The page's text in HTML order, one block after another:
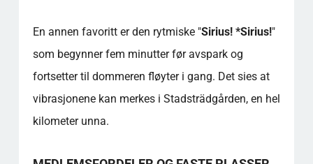
En annen favoritt er den rytmiske "Sirius! *Sirius!"
som begynner fem minutter før avspark og
fortsetter til dommeren fløyter i gang. Det sies at
vibrasjonene kan merkes i Stadsträdgården, en hel
kilometer unna.